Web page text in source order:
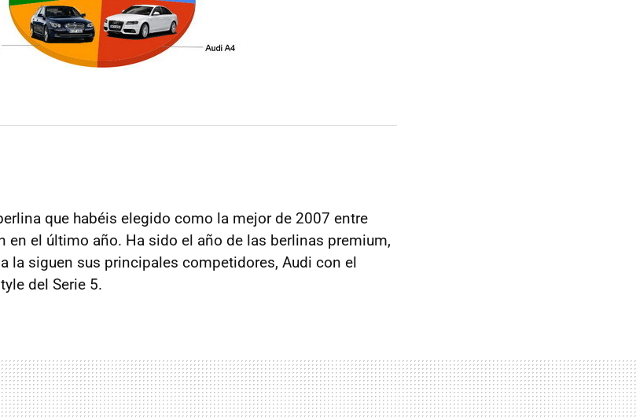
que habéis elegido como la mejor de 2007 entre
en el último año. Ha sido el año de las berlinas premium,
la siguen sus principales competidores, Audi con el
del Serie 5.